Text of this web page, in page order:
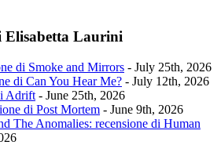
Laurini
di Smoke and Mirrors - July 25th, 2026
di Can You Hear Me? - July 12th, 2026
Adrift - June 25th, 2026
di Post Mortem - June 9th, 2026
The Anomalies: recensione di Human